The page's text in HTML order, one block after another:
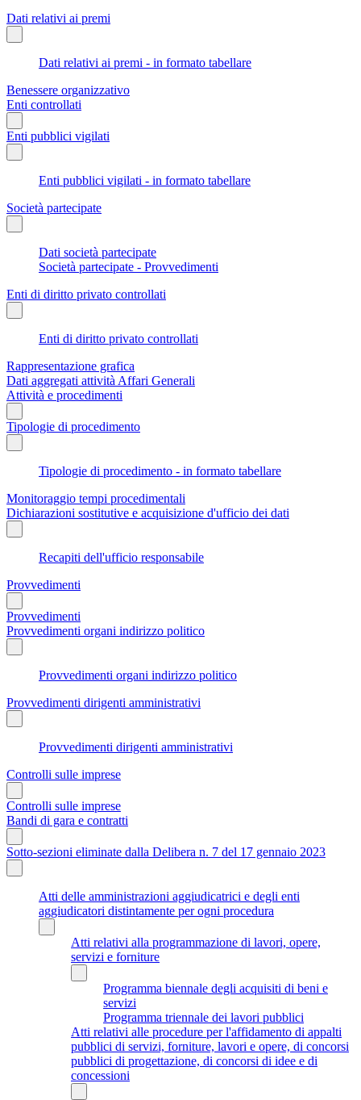
Dati relativi ai premi
Dati relativi ai premi - in formato tabellare
Benessere organizzativo
Enti controllati
Enti pubblici vigilati
Enti pubblici vigilati - in formato tabellare
Società partecipate
Dati società partecipate
Società partecipate - Provvedimenti
Enti di diritto privato controllati
Enti di diritto privato controllati
Rappresentazione grafica
Dati aggregati attività Affari Generali
Attività e procedimenti
Tipologie di procedimento
Tipologie di procedimento - in formato tabellare
Monitoraggio tempi procedimentali
Dichiarazioni sostitutive e acquisizione d'ufficio dei dati
Recapiti dell'ufficio responsabile
Provvedimenti
Provvedimenti
Provvedimenti organi indirizzo politico
Provvedimenti organi indirizzo politico
Provvedimenti dirigenti amministrativi
Provvedimenti dirigenti amministrativi
Controlli sulle imprese
Controlli sulle imprese
Bandi di gara e contratti
Sotto-sezioni eliminate dalla Delibera n. 7 del 17 gennaio 2023
Atti delle amministrazioni aggiudicatrici e degli enti
aggiudicatori distintamente per ogni procedura
Atti relativi alla programmazione di lavori, opere,
servizi e forniture
Programma biennale degli acquisiti di beni e
servizi
Programma triennale dei lavori pubblici
Atti relativi alle procedure per l'affidamento di appalti
pubblici di servizi, forniture, lavori e opere, di concorsi
pubblici di progettazione, di concorsi di idee e di
concessioni